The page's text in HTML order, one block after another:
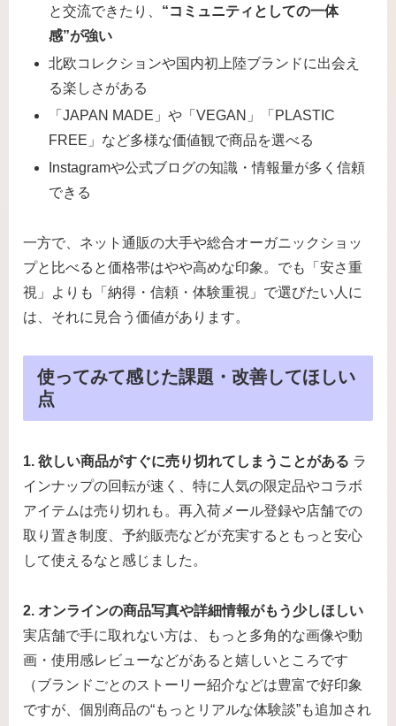
と交流できたり、 “コミュニティとしての一体
感”が強い
北欧コレクションや国内初上陸ブランドに出会え
る楽しさがある
「JAPAN MADE」や「VEGAN」「PLASTIC
FREE」など多様な価値観で商品を選べる
Instagramや公式ブログの知識・情報量が多く信頼
できる
一方で、ネット通販の大手や総合オーガニックショッ
プと比べると価格帯はやや高めな印象。でも「安さ重
視」よりも「納得・信頼・体験重視」で選びたい人に
は、それに見合う価値があります。
使ってみて感じた課題・改善してほしい
点
1. 欲しい商品がすぐに売り切れてしまうことがある ラ
インナップの回転が速く、特に人気の限定品やコラボ
アイテムは売り切れも。再入荷メール登録や店舗での
取り置き制度、予約販売などが充実するともっと安心
して使えるなと感じました。
2. オンラインの商品写真や詳細情報がもう少しほしい
実店舗で手に取れない方は、もっと多角的な画像や動
画・使用感レビューなどがあると嬉しいところです
（ブランドごとのストーリー紹介などは豊富で好印象
ですが、個別商品の“もっとリアルな体験談”も追加され